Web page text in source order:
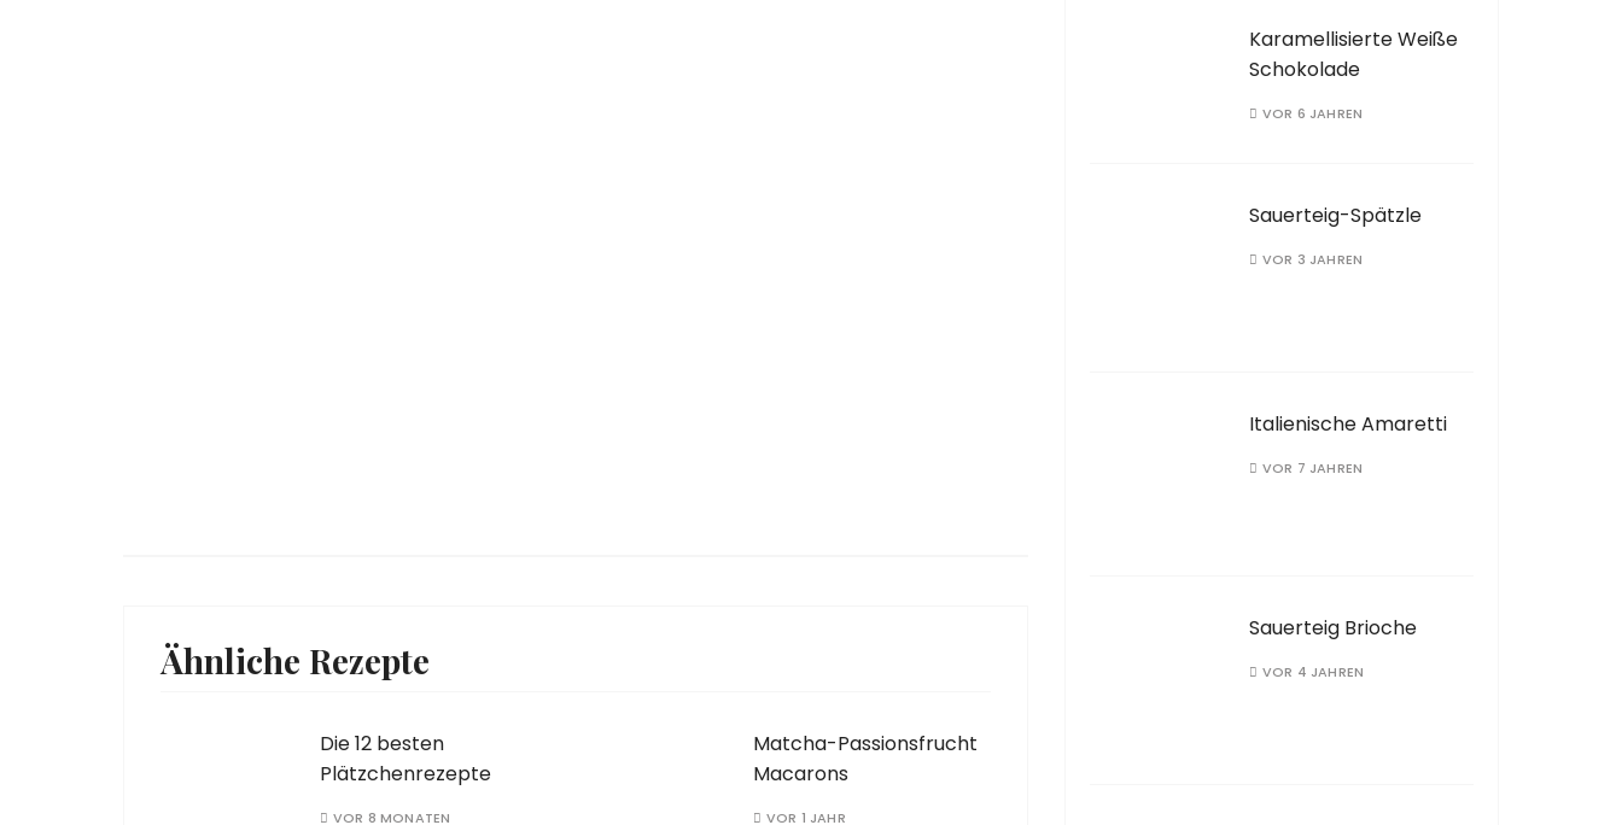
Ähnliche Rezepte
Die 12 besten
Plätzchenrezepte
VOR 8 MONATEN
Matcha-Passionsfrucht
Macarons
VOR 1 JAHR
Karamellisierte Weiße
Schokolade
VOR 6 JAHREN
Sauerteig-Spätzle
VOR 3 JAHREN
Italienische Amaretti
VOR 7 JAHREN
Sauerteig Brioche
VOR 4 JAHREN